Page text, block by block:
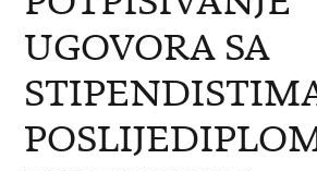
UGOVORA SA